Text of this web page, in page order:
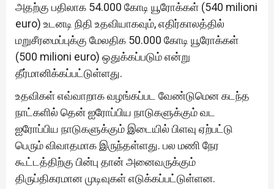
அதற்கு பதிலாக 54.000 கோடி யூரோக்கள் (540 milioni
euro) உடனடி நிதி உதவியாகவும், எதிர்காலத்தில்
மறுசீரமைப்புக்கு மேலதிக 50.000 கோடி யூரோக்கள்
(500 milioni euro) ஒதுக்கப்படும் என்று
தீர்மானிக்கப்பட்டுள்ளது.
உதவிகள் எவ்வாறாக வழங்கப்பட வேண்டுமென கடந்த
நாட்களில் தென் ஐரோப்பிய நாடுகளுக்கும் வட
ஐரோப்பிய நாடுகளுக்கும் இடையில் பிளவு ஏற்பட்டு
பெரும் விவாதமாக இருந்தள்ளது. பல மணி நேர
கூட்டத்திற்கு பின்பு தான் அனைவருக்கும்
திருப்திகரமான முடிவுகள் எடுக்கப்பட்டுள்ளன.